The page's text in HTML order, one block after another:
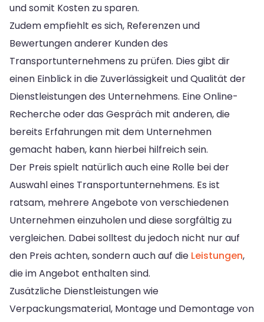
und somit Kosten zu sparen.
Zudem empfiehlt es sich, Referenzen und
Bewertungen anderer Kunden des
Transportunternehmens zu prüfen. Dies gibt dir
einen Einblick in die Zuverlässigkeit und Qualität der
Dienstleistungen des Unternehmens. Eine Online-
Recherche oder das Gespräch mit anderen, die
bereits Erfahrungen mit dem Unternehmen
gemacht haben, kann hierbei hilfreich sein.
Der Preis spielt natürlich auch eine Rolle bei der
Auswahl eines Transportunternehmens. Es ist
ratsam, mehrere Angebote von verschiedenen
Unternehmen einzuholen und diese sorgfältig zu
vergleichen. Dabei solltest du jedoch nicht nur auf
den Preis achten, sondern auch auf die Leistungen,
die im Angebot enthalten sind.
Zusätzliche Dienstleistungen wie
Verpackungsmaterial, Montage und Demontage von